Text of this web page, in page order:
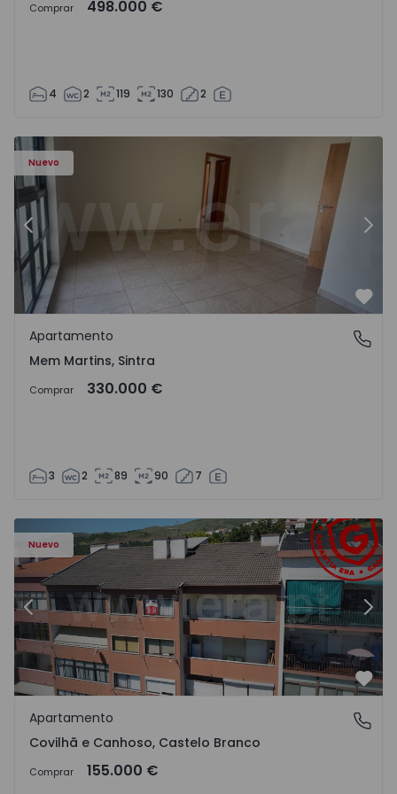
Comprar 498.000 €
4 2 119 130 2
Nuevo
- 15
Apartamento T3 Sintra, Algueirão-Mem Martins -
Anterior
Mem Martins, Sintra
Apartamento
Mem Martins, Sintra
Comprar 330.000 €
3 2 89 90 7
Nuevo
- 18
Apartamento T2 Covilhã, Covilhã e Canhoso - 1497806 -
Anterior
Covilhã e Canhoso, Castelo Branco
Apartamento
Covilhã e Canhoso, Castelo Branco
Comprar 155.000 €